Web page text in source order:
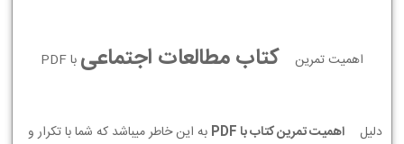
اهمیت تمرین کتاب مطالعات اجتماعی با PDF
دلیل اهمیت تمرین کتاب با PDF
به این خاطر میباشد که شما با تکرار و